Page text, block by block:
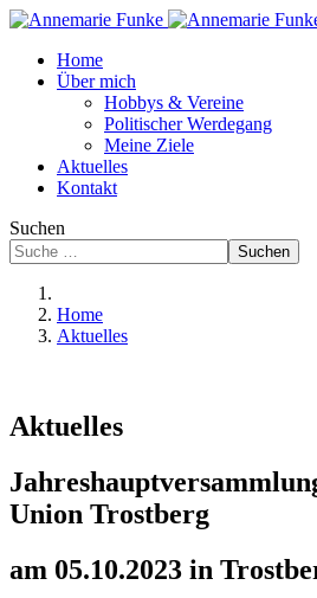
Home
Über mich
Hobbys & Vereine
Politischer Werdegang
Meine Ziele
Aktuelles
Kontakt
Suchen
Suchen
Home
Aktuelles
Aktuelles
Union Trostberg
am 05.10.2023 in